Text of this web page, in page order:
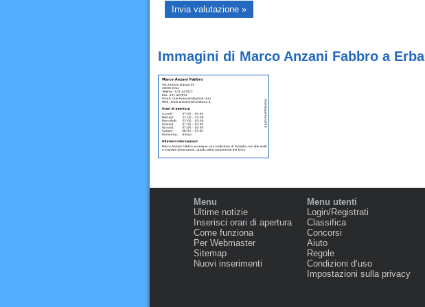
Immagini di Marco Anzani Fabbro a Erba
Menu
Ultime notizie
Inserisci orari di apertura
Come funziona
Per Webmaster
Sitemap
Nuovi inserimenti
Menu utenti
Login/Registrati
Classifica
Concorsi
Aiuto
Regole
Condizioni d‘uso
Impostazioni sulla privacy